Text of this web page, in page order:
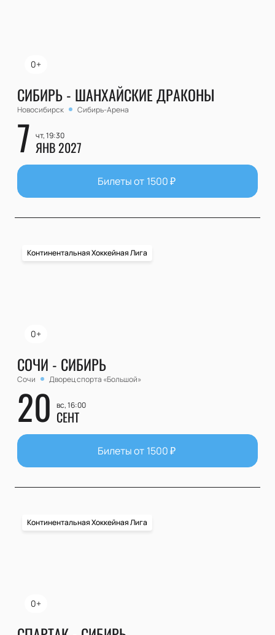
0+
СИБИРЬ - ШАНХАЙСКИЕ ДРАКОНЫ
Новосибирск Сибирь-Арена
7 чт, 19:30
ЯНВ 2027
Билеты от 1500₽
0+
Континентальная Хоккейная Лига
СОЧИ - СИБИРЬ
Сочи Дворец спорта «Большой»
20 вс, 16:00
СЕНТ
Билеты от 1500₽
0+
Континентальная Хоккейная Лига